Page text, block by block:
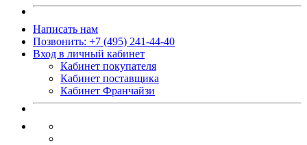
Написать нам
Позвонить: +7 (495) 241-44-40
Вход в личный кабинет
Кабинет покупателя
Кабинет поставщика
Кабинет Франчайзи